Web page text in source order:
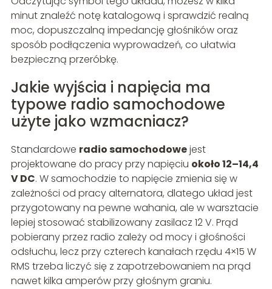
minut znaleźć notę katalogową i sprawdzić realną
moc, dopuszczalną impedancję głośników oraz
sposób podłączenia wyprowadzeń, co ułatwia
bezpieczną przeróbkę.
Jakie wyjścia i napięcia ma
typowe radio samochodowe
użyte jako wzmacniacz?
Standardowe radio samochodowejest
projektowane do pracy przy napięciu około 12–14,4
V DC. W samochodzie to napięcie zmienia się w
zależności od pracy alternatora, dlatego układ jest
przygotowany na pewne wahania, ale w warsztacie
lepiej stosować stabilizowany zasilacz 12 V. Prąd
pobierany przez radio zależy od mocy i głośności
odsłuchu, lecz przy czterech kanałach rzędu 4×15 W
RMS trzeba liczyć się z zapotrzebowaniem na prąd
nawet kilka amperów przy głośnym graniu.